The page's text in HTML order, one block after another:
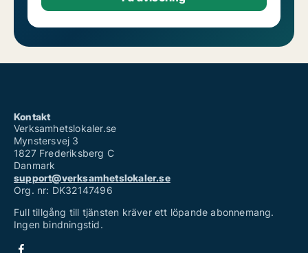
Kontakt
Verksamhetslokaler.se
Mynstersvej 3
1827 Frederiksberg C
Danmark
support@verksamhetslokaler.se
Org. nr: DK32147496
Full tillgång till tjänsten kräver ett löpande abonnemang.
Ingen bindningstid.